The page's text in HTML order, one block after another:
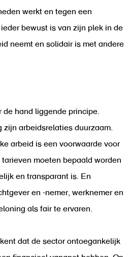
werkt en tegen een
bewust is van zijn plek in de
neemt en solidair is met andere
de hand liggende principe.
arbeidsrelaties duurzaam.
arbeid is een voorwaarde voor
moeten bepaald worden
en transparant is. En
en -nemer, werknemer en
als fair te ervaren.
dat de sector ontoegankelijk